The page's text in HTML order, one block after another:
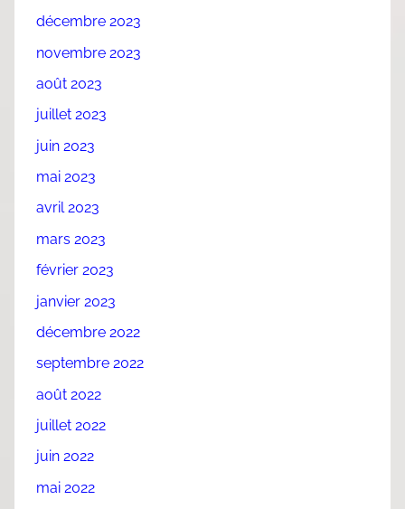
décembre 2023
novembre 2023
août 2023
juillet 2023
juin 2023
mai 2023
avril 2023
mars 2023
février 2023
janvier 2023
décembre 2022
septembre 2022
août 2022
juillet 2022
juin 2022
mai 2022